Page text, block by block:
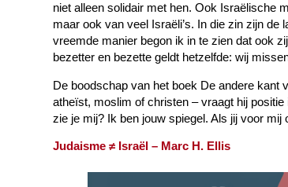
niet alleen solidair met hen. Ook Israëlische
maar ook van veel Israëli’s. In die zin zijn
vreemde manier begon ik in te zien dat ook
bezetter en bezette geldt hetzelfde: wij
De boodschap van het boek De andere kant
atheïst, moslim of christen – vraagt hij
zie je mij? Ik ben jouw spiegel. Als jij voor mij
Judaisme ≠ Israël – Marc H. Ellis